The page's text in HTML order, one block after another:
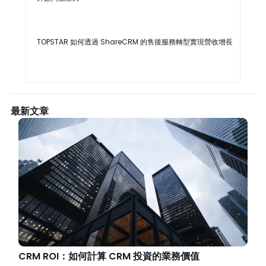
TOPSTAR 如何透過 ShareCRM 的售後服務轉型實現營收增長
最新文章
CRM ROI：如何計算 CRM 投資的業務價值